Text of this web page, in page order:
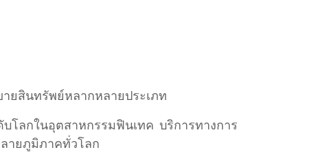
ายสินทรัพย์หลากหลายประเภท
โลกในอุตสาหกรรมฟินเทค บริการทางการ
ายภูมิภาคทั่วโลก